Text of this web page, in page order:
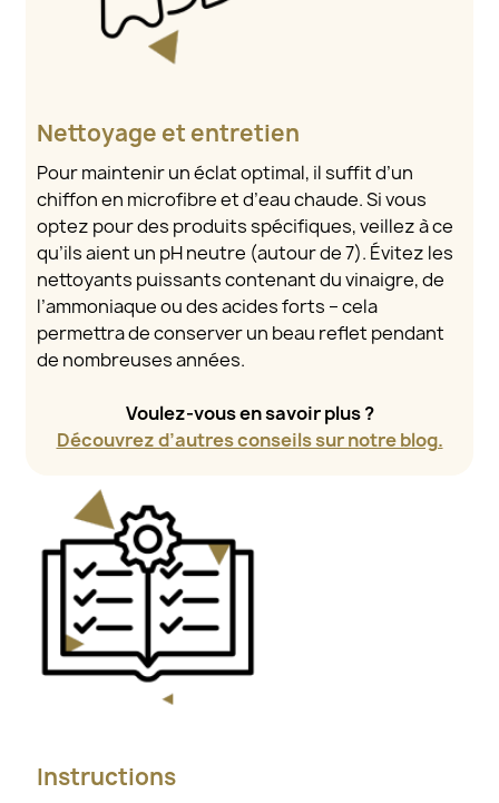
Nettoyage et entretien
Pour maintenir un éclat optimal, il suffit d’un
chiffon en microfibre et d’eau chaude. Si vous
optez pour des produits spécifiques, veillez à ce
qu’ils aient un pH neutre (autour de 7). Évitez les
nettoyants puissants contenant du vinaigre, de
l’ammoniaque ou des acides forts – cela
permettra de conserver un beau reflet pendant
de nombreuses années.
Voulez-vous en savoir plus ?
Découvrez d’autres conseils sur notre blog.
Instructions